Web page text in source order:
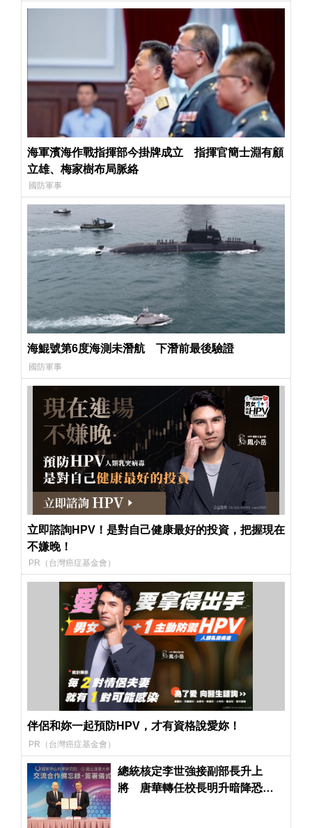
海軍濱海作戰指揮部今掛牌成立 指揮官簡士淵有顧
立雄、梅家樹布局脈絡
國防軍事
海鯤號第6度海測未潛航 下潛前最後驗證
國防軍事
立即諮詢HPV！是對自己健康最好的投資，把握現在
不嫌晚！
PR（台灣癌症基金會）
伴侶和妳一起預防HPV，才有資格說愛妳！
PR（台灣癌症基金會）
總統核定李世強接副部長升上
將 唐華轉任校長明升暗降恐成